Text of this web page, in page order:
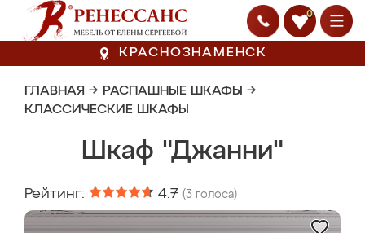
0
КРАСНОЗНАМЕНСК
ГЛАВНАЯ → РАСПАШНЫЕ ШКАФЫ →
КЛАССИЧЕСКИЕ ШКАФЫ
Шкаф "Джанни"
Рейтинг: 4.7 (3 голоса)